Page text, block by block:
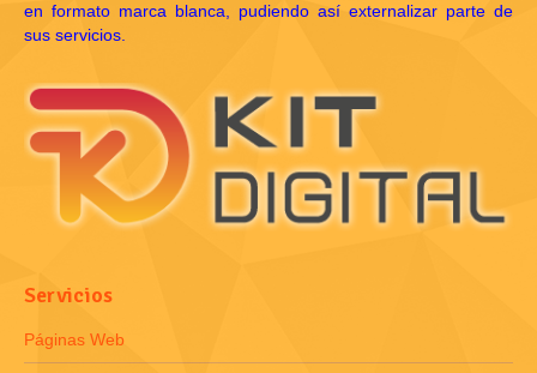
en formato marca blanca, pudiendo así externalizar parte de
sus servicios.
Servicios
Páginas Web